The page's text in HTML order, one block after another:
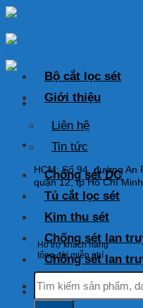
Skip
content
HOTLINE: 0925
HCM: Số 94, đường An
quận 12, tp Hồ Chí Minh
Hỗ trợ khách hàng
tổng đài miễn phí
Tìm
kiếm:
Bộ cắt lọc sét
Giới thiệu
Liên hệ
Tin tức
Chống sét DC
Tủ cắt lọc sét
Kim thu sét
Chống sét lan
Chống sét lan